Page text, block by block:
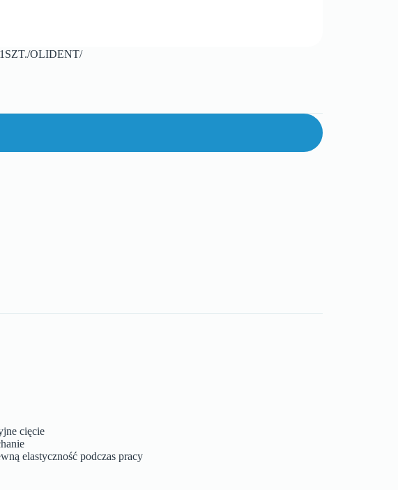
OLIDENT/
cięcie
elastyczność podczas pracy